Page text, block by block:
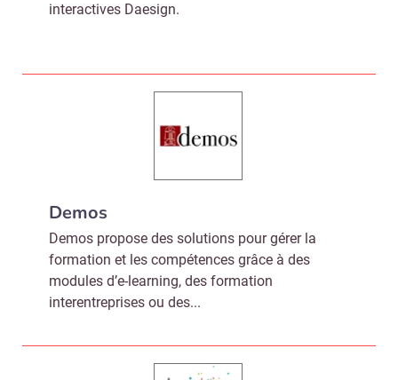
interactives Daesign.
Demos
Demos propose des solutions pour gérer la
formation et les compétences grâce à des
modules d’e-learning, des formation
interentreprises ou des...